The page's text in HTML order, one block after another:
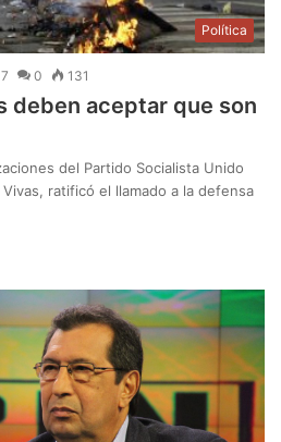
Política
0 131
deben aceptar que son
del Partido Socialista Unido
ratificó el llamado a la defensa